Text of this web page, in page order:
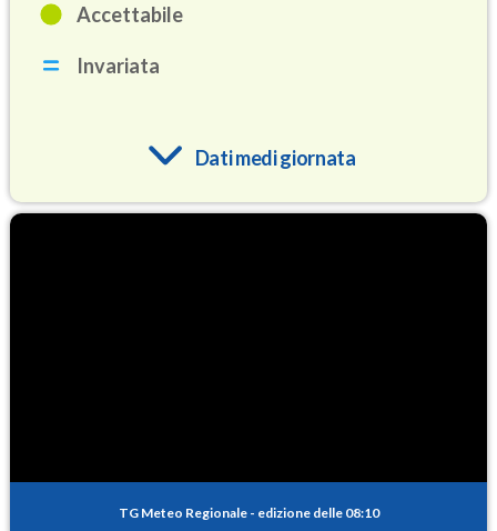
Accettabile
Invariata
Dati medi giornata
TG Meteo Regionale - edizione delle 08:10